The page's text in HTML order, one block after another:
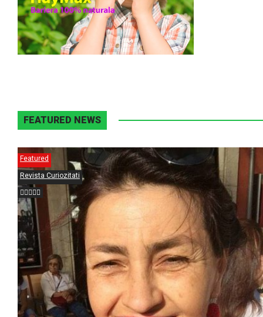
FEATURED NEWS
Featured
Revista Curiozitati